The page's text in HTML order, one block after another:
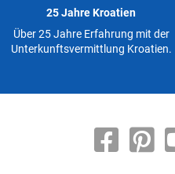
25 Jahre Kroatien
Über 25 Jahre Erfahrung mit der
Unterkunftsvermittlung Kroatien.